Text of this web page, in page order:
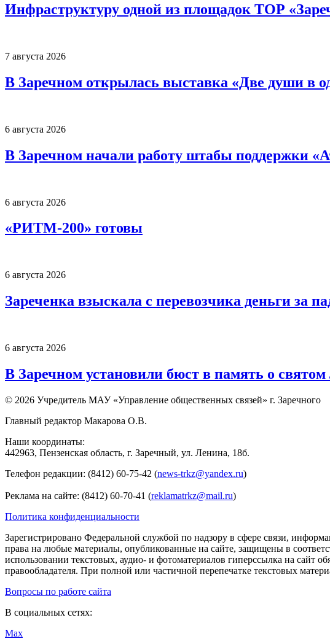
Инфраструктуру одной из площадок ТОР
7 августа 2026
В Заречном открылась выставка «Две души в
6 августа 2026
В Заречном начали работу штабы поддержки
6 августа 2026
«РИТМ-200» готовы
6 августа 2026
Зареченка взыскала с перевозчика деньги за
6 августа 2026
В Заречном установили бюст в память о
© 2026 Учредитель МАУ «Управление общественных связей» г. Заречного
Главный редактор Макарова О.В.
Наши координаты:
442963, Пензенская область, г. Заречный, ул. Ленина, 18б.
Телефон редакции: (8412) 60-75-42 (news-trkz@yandex.ru)
Реклама на сайте: (8412) 60-70-41 (reklamatrkz@mail.ru)
Политика конфиденциальности
Зарегистрировано Федеральной службой по надзору в сфере связи,
права на любые материалы, опубликованные на сайте, защищены в
использовании текстовых, аудио- и фотоматериалов гиперссылка на сайт
правообладателя. При полной или частичной перепечатке текстовых
Вопросы по работе сайта
В социальных сетях:
Max